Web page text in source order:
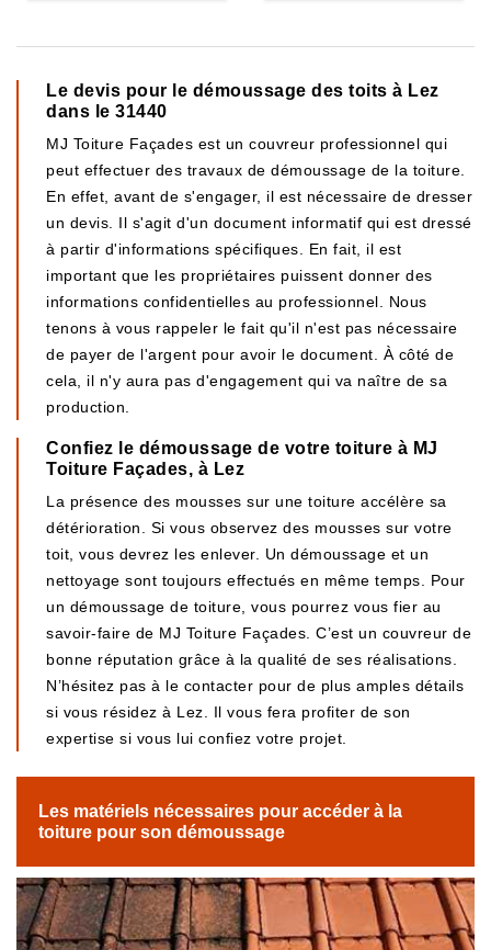
Le devis pour le démoussage des toits à Lez
dans le 31440
MJ Toiture Façades est un couvreur professionnel qui
peut effectuer des travaux de démoussage de la toiture.
En effet, avant de s'engager, il est nécessaire de dresser
un devis. Il s'agit d'un document informatif qui est dressé
à partir d'informations spécifiques. En fait, il est
important que les propriétaires puissent donner des
informations confidentielles au professionnel. Nous
tenons à vous rappeler le fait qu'il n'est pas nécessaire
de payer de l'argent pour avoir le document. À côté de
cela, il n'y aura pas d'engagement qui va naître de sa
production.
Confiez le démoussage de votre toiture à MJ
Toiture Façades, à Lez
La présence des mousses sur une toiture accélère sa
détérioration. Si vous observez des mousses sur votre
toit, vous devrez les enlever. Un démoussage et un
nettoyage sont toujours effectués en même temps. Pour
un démoussage de toiture, vous pourrez vous fier au
savoir-faire de MJ Toiture Façades. C’est un couvreur de
bonne réputation grâce à la qualité de ses réalisations.
N’hésitez pas à le contacter pour de plus amples détails
si vous résidez à Lez. Il vous fera profiter de son
expertise si vous lui confiez votre projet.
Les matériels nécessaires pour accéder à la
toiture pour son démoussage